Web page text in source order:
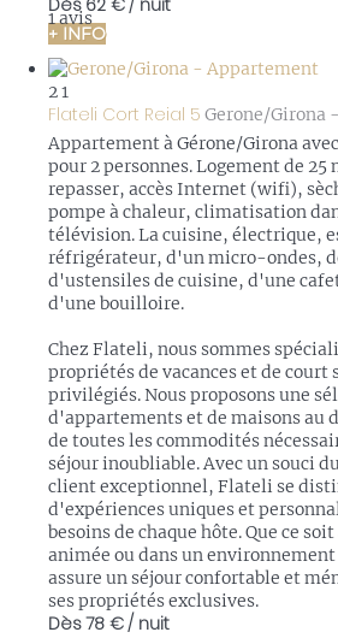
1 avis
Dès 62 €/ nuit
+ INFO
21
Flateli Cort Reial 5 Gerone/Girona -
Appartement à Gérone/Girona
pour 2 personnes. Logement de 25
repasser, accès Internet (wifi),
pompe à chaleur, climatisation
télévision. La cuisine, électrique,
réfrigérateur, d'un micro-ondes,
d'ustensiles de cuisine, d'une
d'une bouilloire.
Chez Flateli, nous sommes
propriétés de vacances et de court
privilégiés. Nous proposons une
d'appartements et de maisons au
de toutes les commodités
séjour inoubliable. Avec un souci
client exceptionnel, Flateli se
d'expériences uniques et
besoins de chaque hôte. Que ce
animée ou dans un
assure un séjour confortable et
ses propriétés exclusives.
Dès78 €/ nuit